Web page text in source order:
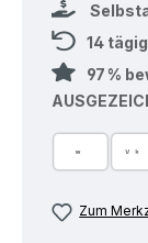
14
97 %
Zum